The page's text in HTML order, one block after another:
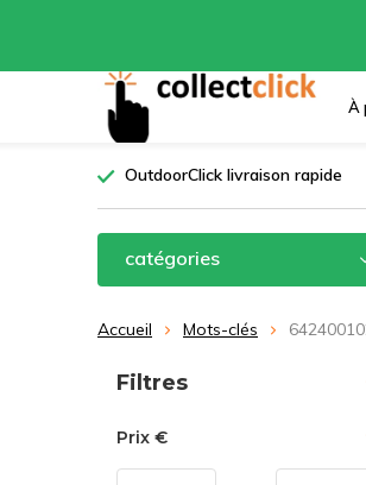
À
OutdoorClick livraison rapide
catégories
Accueil Mots-clés
Trier par:
Filtres
Prix €